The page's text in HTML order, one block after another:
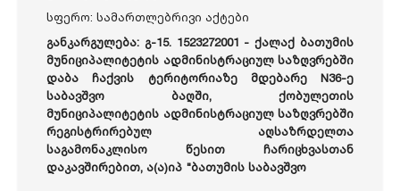
სფერო: სამართლებრივი აქტები
განკარგულება: გ-15. 1523272001 -ქალაქ ბათუმის
მუნიციპალიტეტის ადმინისტრაციულ საზღვრებში
დაბა ჩაქვის ტერიტორიაზე მდებარე N36-ე
საბავშვო ბაღში, ქობულეთის
მუნიციპალიტეტის ადმინისტრაციულ საზღვრებში
რეგისტრირებულ აღსაზრდელთა
საგამონაკლისო წესით ჩარიცხვასთან
დაკავშირებით, ა(ა)იპ "ბათუმის საბავშვო